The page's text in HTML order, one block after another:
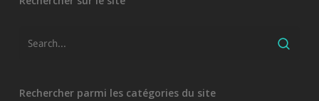
Rechercher parmi les catégories du site